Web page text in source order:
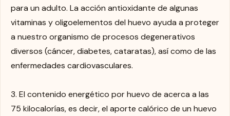
para un adulto. La acción antioxidante de algunas
vitaminas y oligoelementos del huevo ayuda a proteger
a nuestro organismo de procesos degenerativos
diversos (cáncer, diabetes, cataratas), así como de las
enfermedades cardiovasculares.
3. El contenido energético por huevo de acerca a las
75 kilocalorías, es decir, el aporte calórico de un huevo